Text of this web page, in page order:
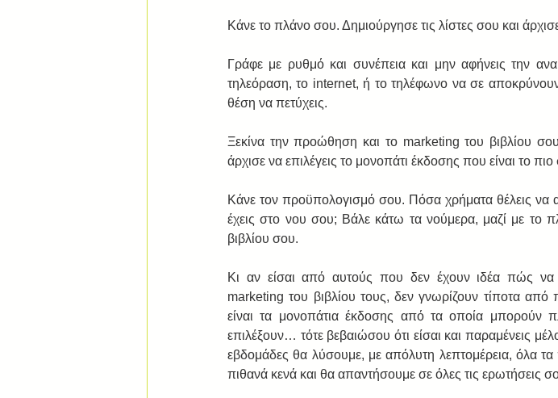
Κάνε το πλάνο σου. Δημιούργησε τις λίστες σου και
Γράφε με ρυθμό και συνέπεια και μην αφήνεις την
τηλεόραση, το internet, ή το τηλέφωνο να σε
θέση να πετύχεις.
Ξεκίνα την προώθηση και το marketing του βιβλίου
άρχισε να επιλέγεις το μονοπάτι έκδοσης που είναι το
Κάνε τον προϋπολογισμό σου. Πόσα χρήματα θέλεις να
έχεις στο νου σου; Βάλε κάτω τα νούμερα, μαζί με
βιβλίου σου.
Κι αν είσαι από αυτούς που δεν έχουν ιδέα πώς
marketing του βιβλίου τους, δεν γνωρίζουν τίποτα
είναι τα μονοπάτια έκδοσης από τα οποία μπορούν
επιλέξουν… τότε βεβαιώσου ότι είσαι και παραμένεις
εβδομάδες θα λύσουμε, με απόλυτη λεπτομέρεια, όλα
πιθανά κενά και θα απαντήσουμε σε όλες τις ερωτήσεις